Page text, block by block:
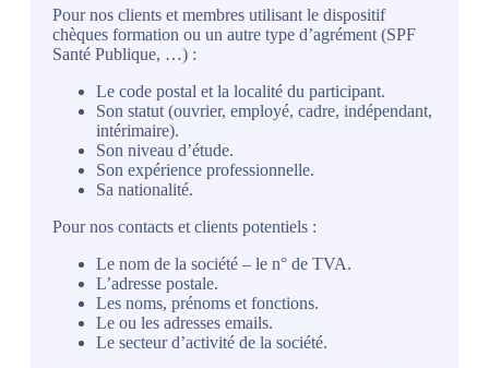
Pour nos clients et membres utilisant le dispositif
chèques formation ou un autre type d’agrément (SPF
Santé Publique, …) :
Le code postal et la localité du participant.
Son statut (ouvrier, employé, cadre, indépendant,
intérimaire).
Son niveau d’étude.
Son expérience professionnelle.
Sa nationalité.
Pour nos contacts et clients potentiels :
Le nom de la société – le n° de TVA.
L’adresse postale.
Les noms, prénoms et fonctions.
Le ou les adresses emails.
Le secteur d’activité de la société.